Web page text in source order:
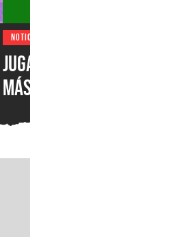
NOTICIAS
Jugadores de EUA juegan
más en XBOX One que en
Microsoft en uno de los